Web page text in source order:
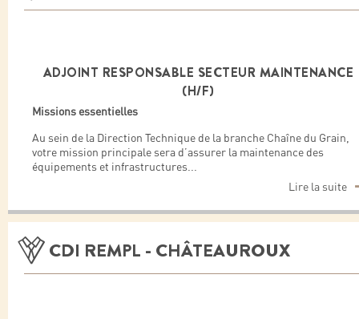
ADJOINT RESPONSABLE SECTEUR MAINTENANCE
(H/F)
Missions essentielles
Au sein de la Direction Technique de la branche Chaîne du Grain,
votre mission principale sera d’assurer la maintenance des
équipements et infrastructures...
Lire la suite
CDI REMPL - CHÂTEAUROUX